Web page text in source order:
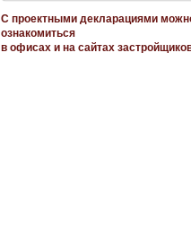
С проектными декларациями
ознакомиться
в офисах и на сайтах